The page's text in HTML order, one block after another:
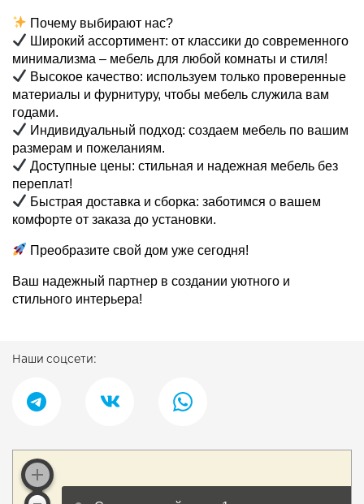
Почему выбирают нас?
Широкий ассортимент: от классики до современного
минимализма – мебель для любой комнаты и стиля!
Высокое качество: используем только проверенные
материалы и фурнитуру, чтобы мебель служила вам
годами.
Индивидуальный подход: создаем мебель по вашим
размерам и пожеланиям.
Доступные цены: стильная и надежная мебель без
переплат!
Быстрая доставка и сборка: заботимся о вашем
комфорте от заказа до установки.
Преобразите свой дом уже сегодня!
Ваш надежный партнер в создании уютного и
стильного интерьера!
Наши соцсети: